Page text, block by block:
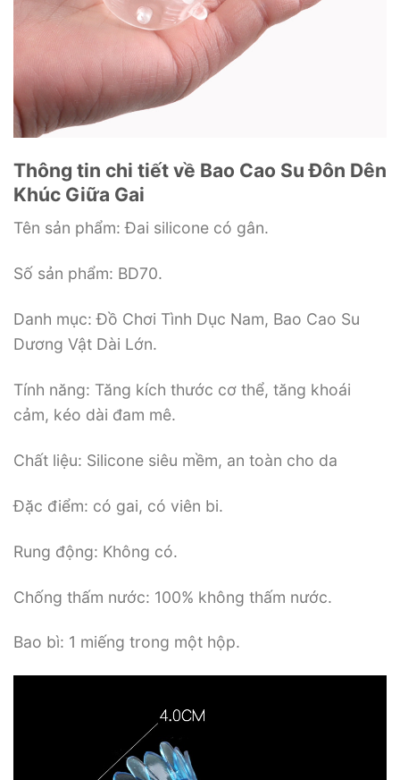
Thông tin chi tiết về Bao Cao Su Đôn Dên
Khúc Giữa Gai
Tên sản phẩm: Đai silicone có gân.
Số sản phẩm: BD70.
Danh mục: Đồ Chơi Tình Dục Nam, Bao Cao Su
Dương Vật Dài Lớn.
Tính năng: Tăng kích thước cơ thể, tăng khoái
cảm, kéo dài đam mê.
Chất liệu: Silicone siêu mềm, an toàn cho da
Đặc điểm: có gai, có viên bi.
Rung động: Không có.
Chống thấm nước: 100% không thấm nước.
Bao bì: 1 miếng trong một hộp.